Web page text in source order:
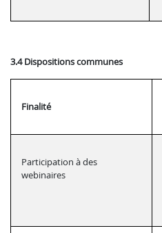
3.4 Dispositions communes
Finalité
Participation à des
webinaires